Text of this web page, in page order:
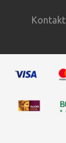
Kontakt